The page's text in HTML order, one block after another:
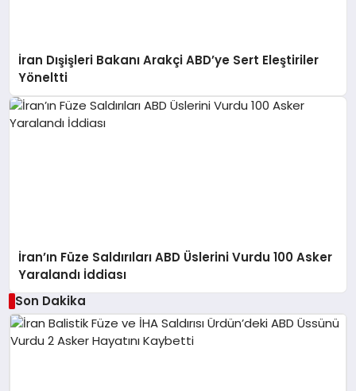
İran Dışişleri Bakanı Arakçi ABD’ye Sert Eleştiriler
Yöneltti
İran’ın Füze Saldırıları ABD Üslerini Vurdu 100 Asker
Yaralandı İddiası
Son Dakika